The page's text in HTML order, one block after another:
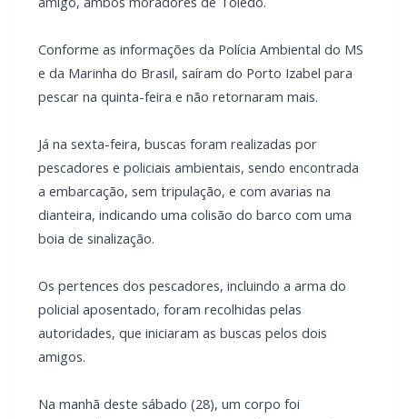
Um grave acidente com embarcação foi registrado na noite
de sexta-feira (27), nas águas do Rio Paraná, região do
Porto Izabel, em Mundo Novo (MS). As vítimas foram um
policial militar aposentado e um amigo, ambos moradores